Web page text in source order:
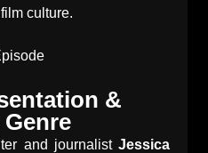
culture.
&
and journalistJessica